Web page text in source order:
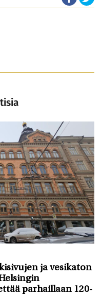
ja vesikaton
parhaillaan 120-